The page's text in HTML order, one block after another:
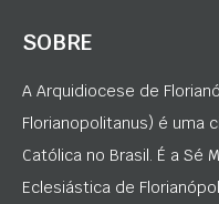
SOBRE
A Arquidiocese de
Florianopolitanus) é uma
Católica no Brasil. É a Sé
Eclesiástica de